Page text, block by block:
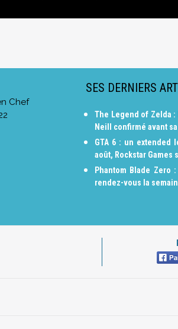
Chef
SES DERNIERS
The Legend of Zelda
Neill confirmé avant
GTA 6 : un extended
août, Rockstar
Phantom Blade Zero
rendez-vous la